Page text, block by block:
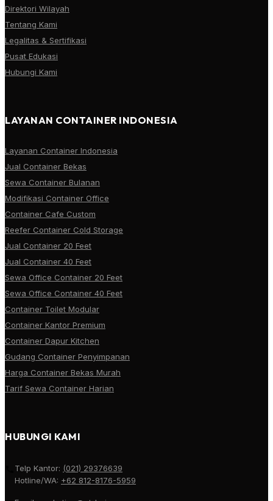
Direktori Wilayah
Tentang Kami
Legalitas & Sertifikasi
Pusat Edukasi
Hubungi Kami
LAYANAN CONTAINER INDONESIA
Layanan Container Indonesia
Jual Container Bekas
Sewa Container Bulanan
Modifikasi Container Office
Container Cafe Custom
Reefer Container Cold Storage
Jual Container 20 Feet
Jual Container 40 Feet
Sewa Office Container 20 Feet
Sewa Office Container 40 Feet
Container Toilet Modular
Container Kantor Premium
Container Dapur Kitchen
Gudang Container Penyimpanan
Harga Container Bekas Murah
Tarif Sewa Container Harian
HUBUNGI KAMI
Telp Kantor: (021) 29376639
Hotline/WA: +62 812-8176-5959